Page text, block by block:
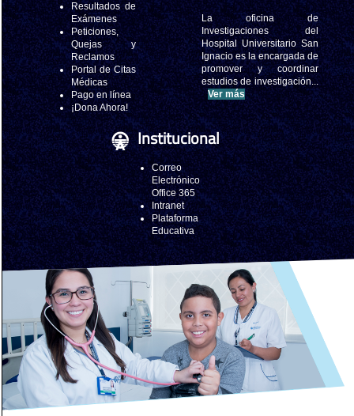
Resultados de
Exámenes
Peticiones,
Quejas y
Reclamos
Portal de Citas
Médicas
Pago en línea
¡Dona Ahora!
La oficina de
Investigaciones del
Hospital Universitario San
Ignacio es la encargada de
promover y coordinar
estudios de investigación...
Ver más
Institucional
Correo
Electrónico
Office 365
Intranet
Plataforma
Educativa